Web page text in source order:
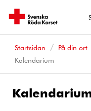
Startsidan På din ort
Kalendarium